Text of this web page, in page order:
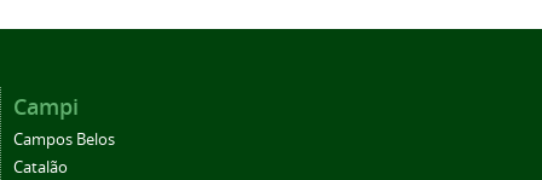
Campi
Campos Belos
Catalão